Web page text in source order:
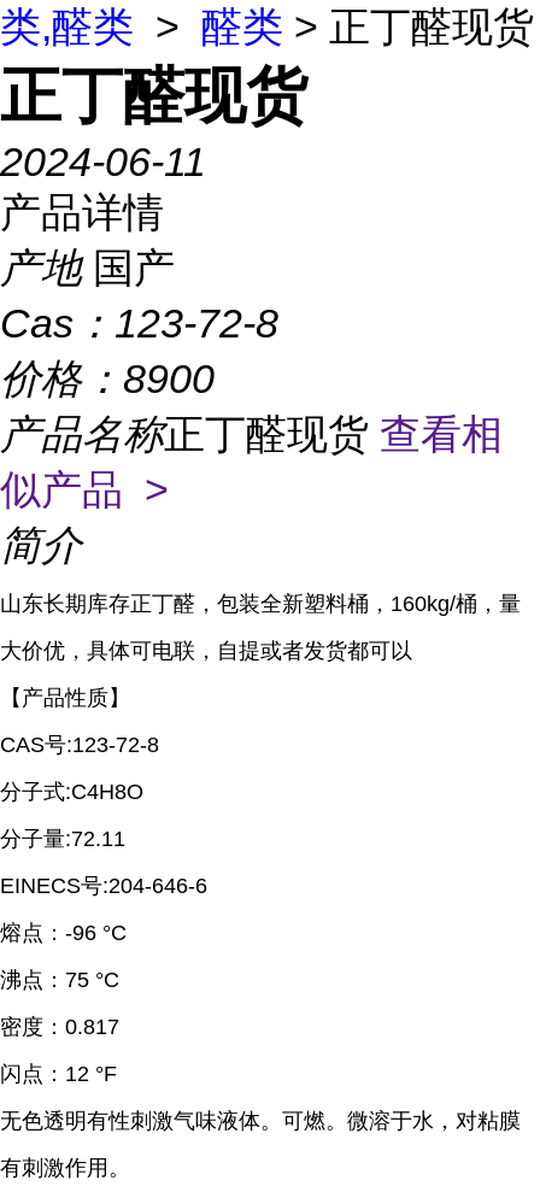
类,醛类 > 醛类 > 正丁醛现货
正丁醛现货
2024-06-11
产品详情
产地 国产
Cas： 123-72-8
价格： 8900
产品名称正丁醛现货 查看相
似产品 >
简介
山东长期库存正丁醛，包装全新塑料桶，160kg/桶，量
大价优，具体可电联，自提或者发货都可以
【产品性质】
CAS号:123-72-8
分子式:C4H8O
分子量:72.11
EINECS号:204-646-6
熔点：-96 °C
沸点：75 °C
密度：0.817
闪点：12 °F
无色透明有性刺激气味液体。可燃。微溶于水，对粘膜
有刺激作用。